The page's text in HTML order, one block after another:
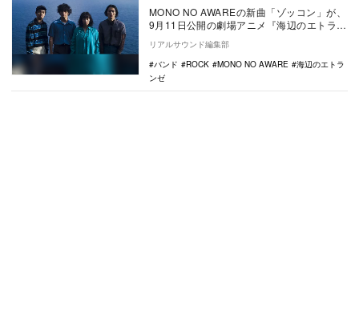
MONO NO AWAREの新曲「ゾッコン」が、
9月11日公開の劇場アニメ『海辺のエトラン
ゼ』主題歌に決定した。 紀伊カンナ…
リアルサウンド編集部
バンド
ROCK MONO NO AWARE
海辺のエトラ
ンゼ